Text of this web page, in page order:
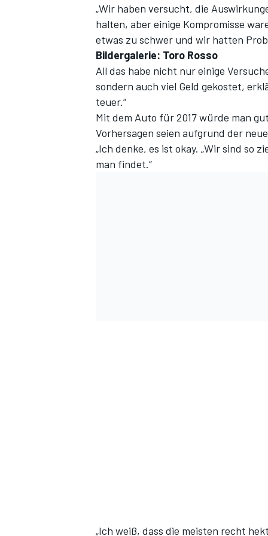
„Wir haben versucht, die
halten, aber einige Kompromisse
etwas zu schwer und wir hatten
Bildergalerie: Toro Rosso
All das habe nicht nur einige
sondern auch viel Geld gekostet,
teuer.“
Mit dem Auto für 2017 würde man
Vorhersagen seien aufgrund der
„Ich denke, es ist okay. „Wir sind so
man findet.“
„Ich weiß, dass die meisten recht